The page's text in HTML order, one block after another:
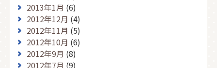
2013年1月 (6)
2012年12月 (4)
2012年11月 (5)
2012年10月 (6)
2012年9月 (8)
2012年7月 (9)